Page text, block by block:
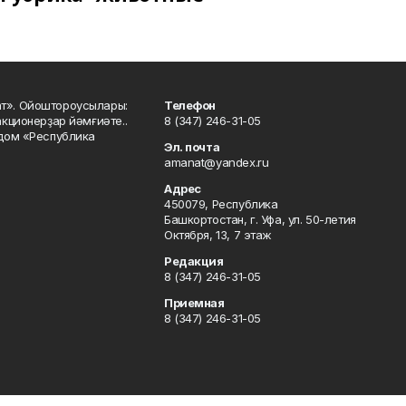
Ойоштороусылары:
йәмғиәте..
«Республика
Телефон
8 (347) 246-31-05
Эл. почта
amanat@yandex.ru
Адрес
450079, Республика
Башкортостан, г. Уфа, ул. 50-летия
Октября, 13, 7 этаж
Редакция
8 (347) 246-31-05
Приемная
8 (347) 246-31-05